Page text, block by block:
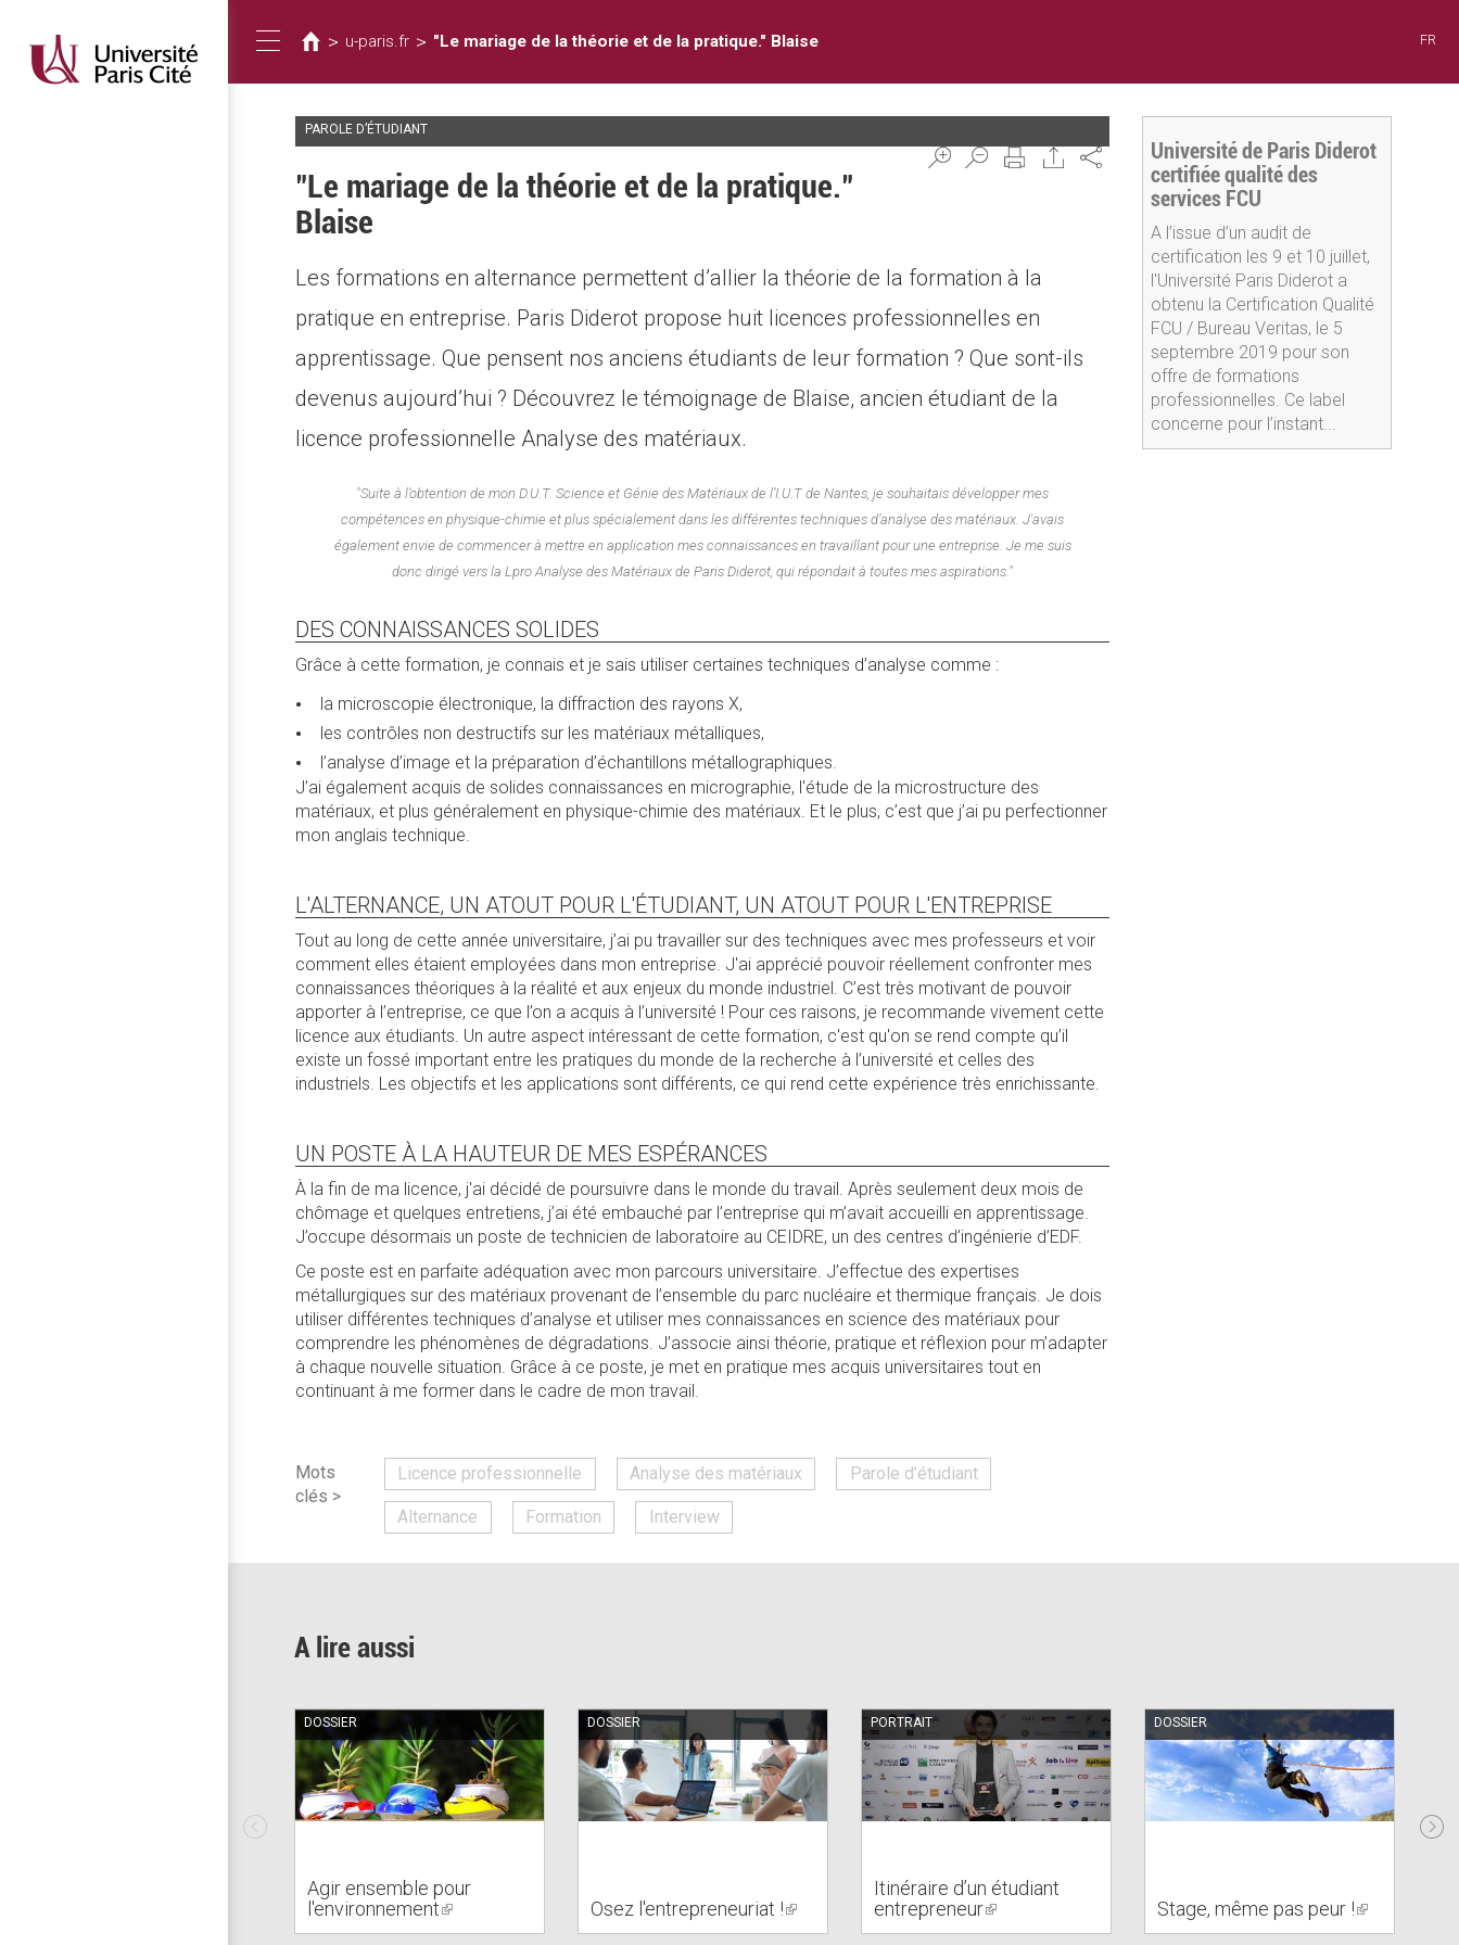
contenido
principal
Toggle
navigation
está
aquí
> u-paris.fr > "Le mariage de la théorie et de la pratique." Blaise FR
PAROLE D’ÉTUDIANT
Share
"Le mariage de la théorie et de la pratique."
Blaise
Les formations en alternance permettent d’allier la théorie de la formation à la
pratique en entreprise. Paris Diderot propose huit licences professionnelles en
apprentissage. Que pensent nos anciens étudiants de leur formation ? Que sont-ils
devenus aujourd’hui ? Découvrez le témoignage de Blaise, ancien étudiant de la
licence professionnelle Analyse des matériaux.
"Suite à l’obtention de mon D.U.T. Science et Génie des Matériaux de l’I.U.T de Nantes, je souhaitais développer mes
compétences en physique-chimie et plus spécialement dans les différentes techniques d’analyse des matériaux. J'avais
également envie de commencer à mettre en application mes connaissances en travaillant pour une entreprise. Je me suis
donc dirigé vers la Lpro Analyse des Matériaux de Paris Diderot, qui répondait à toutes mes aspirations."
DES CONNAISSANCES SOLIDES
Grâce à cette formation, je connais et je sais utiliser certaines techniques d’analyse comme :
la microscopie électronique, la diffraction des rayons X,
les contrôles non destructifs sur les matériaux métalliques,
l’analyse d’image et la préparation d’échantillons métallographiques.
J’ai également acquis de solides connaissances en micrographie, l'étude de la microstructure des
matériaux, et plus généralement en physique-chimie des matériaux. Et le plus, c’est que j’ai pu perfectionner
mon anglais technique.
L'ALTERNANCE, UN ATOUT POUR L'ÉTUDIANT, UN ATOUT POUR L'ENTREPRISE
Tout au long de cette année universitaire, j’ai pu travailler sur des techniques avec mes professeurs et voir
comment elles étaient employées dans mon entreprise. J'ai apprécié pouvoir réellement confronter mes
connaissances théoriques à la réalité et aux enjeux du monde industriel. C’est très motivant de pouvoir
apporter à l’entreprise, ce que l’on a acquis à l’université ! Pour ces raisons, je recommande vivement cette
licence aux étudiants. Un autre aspect intéressant de cette formation, c'est qu'on se rend compte qu’il
existe un fossé important entre les pratiques du monde de la recherche à l’université et celles des
industriels. Les objectifs et les applications sont différents, ce qui rend cette expérience très enrichissante.
UN POSTE À LA HAUTEUR DE MES ESPÉRANCES
À la fin de ma licence, j'ai décidé de poursuivre dans le monde du travail. Après seulement deux mois de
chômage et quelques entretiens, j’ai été embauché par l’entreprise qui m’avait accueilli en apprentissage.
J’occupe désormais un poste de technicien de laboratoire au CEIDRE, un des centres d’ingénierie d’EDF.
Ce poste est en parfaite adéquation avec mon parcours universitaire. J’effectue des expertises
métallurgiques sur des matériaux provenant de l’ensemble du parc nucléaire et thermique français. Je dois
utiliser différentes techniques d’analyse et utiliser mes connaissances en science des matériaux pour
comprendre les phénomènes de dégradations. J’associe ainsi théorie, pratique et réflexion pour m’adapter
à chaque nouvelle situation. Grâce à ce poste, je met en pratique mes acquis universitaires tout en
continuant à me former dans le cadre de mon travail.
Mots
clés >
Licence professionnelle Analyse des matériaux Parole d’étudiant
Alternance Formation Interview
Université de Paris Diderot
certifiée qualité des
services FCU
A l’issue d’un audit de
certification les 9 et 10 juillet,
l'Université Paris Diderot a
obtenu la Certification Qualité
FCU / Bureau Veritas, le 5
septembre 2019 pour son
offre de formations
professionnelles. Ce label
concerne pour l’instant...
A lire aussi
DOSSIER
Agir ensemble pour
l'environnement(link
is
DOSSIER
Osez l'entrepreneuriat !(link
is
PORTRAIT
Itinéraire d’un étudiant
entrepreneur(link
is
DOSSIER
Stage, même pas peur !(link
is